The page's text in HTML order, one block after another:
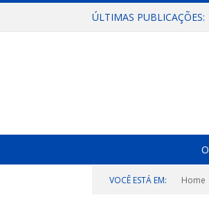
ÚLTIMAS PUBLICAÇÕES:
VOCÊ ESTÁ EM: Home